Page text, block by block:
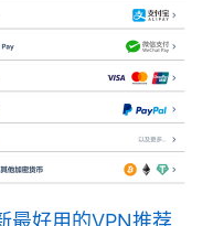
最好用的VPN推荐